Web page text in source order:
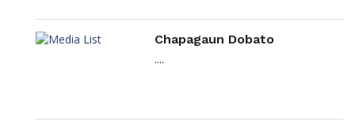
Chapagaun Dobato
....